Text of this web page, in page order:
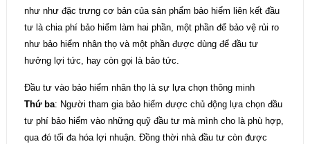
như như đặc trưng cơ bản của sản phẩm bảo hiểm liên kết đầu
tư là chia phí bảo hiểm làm hai phần, một phần để bảo vệ rủi ro
như bảo hiểm nhân thọ và một phần được dùng để đầu tư
hưởng lợi tức, hay còn gọi là bảo tức.
Đầu tư vào bảo hiểm nhân thọ là sự lựa chọn thông minh
Thứ ba: Người tham gia bảo hiểm được chủ động lựa chọn đầu
tư phí bảo hiểm vào những quỹ đầu tư mà mình cho là phù hợp,
qua đó tối đa hóa lợi nhuận. Đồng thời nhà đầu tư còn được